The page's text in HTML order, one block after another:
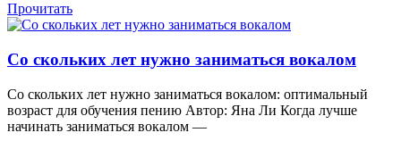
Прочитать
Со скольких лет нужно заниматься вокалом
Со скольких лет нужно заниматься вокалом: оптимальный
возраст для обучения пению Автор: Яна Ли Когда лучше
начинать заниматься вокалом —